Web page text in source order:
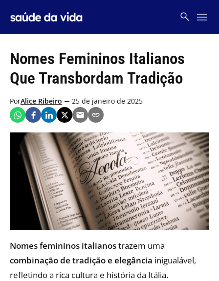
Nomes Femininos Italianos
Que Transbordam Tradição
PorAlice Ribeiro 25 de janeiro de 2025
Nomes femininos italianostrazem uma
combinação de tradição e elegância inigualável,
refletindo a rica cultura e história da Itália.